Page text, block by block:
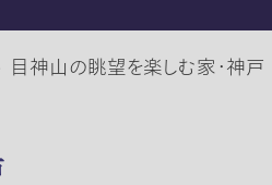
目神山の眺望を楽しむ家・神戸